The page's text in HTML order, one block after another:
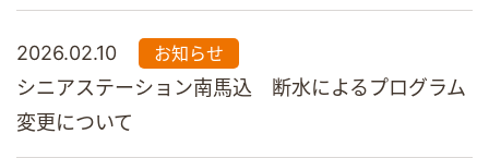
2026.02.10 お知らせ
シニアステーション南馬込 断水によるプログラム
変更について